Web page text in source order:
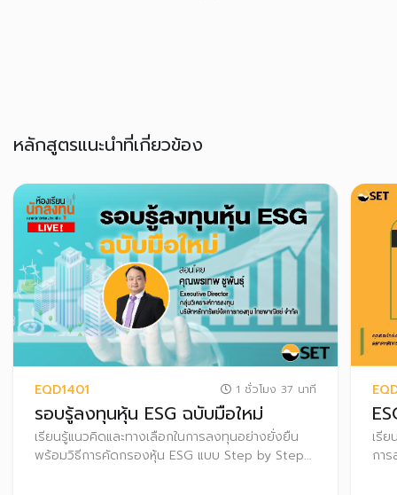
หลักสูตรแนะนำที่เกี่ยวข้อง
EQD1401 1 ชั่วโมง 37 นาที
รอบรู้ลงทุนหุ้น ESG ฉบับมือใหม่
เรียนรู้แนวคิดและทางเลือกในการลงทุนอย่างยั่งยืน
พร้อมวิธีการคัดกรองหุ้น ESG แบบ Step by Step
เรี
กา